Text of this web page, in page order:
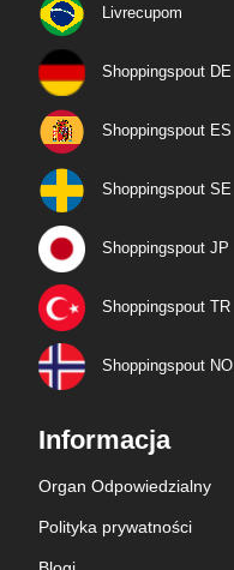
Livrecupom
Shoppingspout DE
Shoppingspout ES
Shoppingspout SE
Shoppingspout JP
Shoppingspout TR
Shoppingspout NO
Informacja
Organ Odpowiedzialny
Polityka prywatności